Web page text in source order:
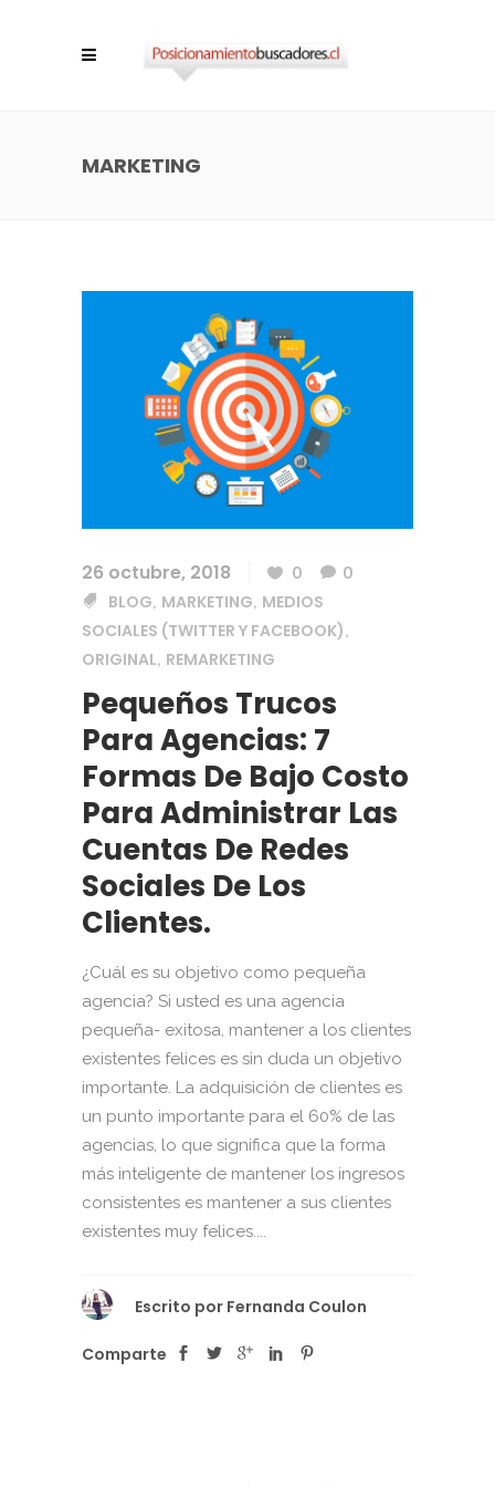
MARKETING
26 octubre, 2018 0
0
BLOG, MARKETING, MEDIOS
SOCIALES (TWITTER Y FACEBOOK),
ORIGINAL, REMARKETING
Pequeños Trucos
Para Agencias: 7
Formas De Bajo Costo
Para Administrar Las
Cuentas De Redes
Sociales De Los
Clientes.
¿Cuál es su objetivo como pequeña
agencia? Si usted es una agencia
pequeña- exitosa, mantener a los clientes
existentes felices es sin duda un objetivo
importante. La adquisición de clientes es
un punto importante para el 60% de las
agencias, lo que significa que la forma
más inteligente de mantener los ingresos
consistentes es mantener a sus clientes
existentes muy felices....
Escrito por Fernanda Coulon
Comparte